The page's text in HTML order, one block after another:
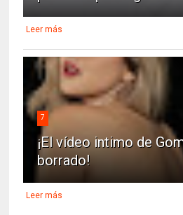
Leer más
7
¡El vídeo intimo de
borrado!
Leer más